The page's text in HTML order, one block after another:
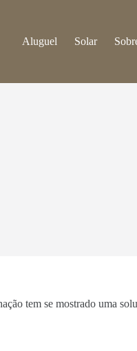
Aluguel Solar
tem se mostrado uma